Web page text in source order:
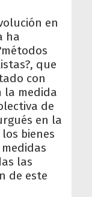
en
ha
que
con
la medida
de
en la
bienes
las
de este